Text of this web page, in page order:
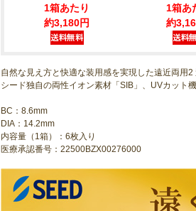
1箱あたり
約3,180円
1箱あ
約
自然な見え方と快適な装用感を実現した遠近両用2
シード独自の両性イオン素材「SIB」、UVカット
BC：8.6mm
DIA：14.2mm
内容量（1箱）：6枚入り
医療承認番号：22500BZX00276000